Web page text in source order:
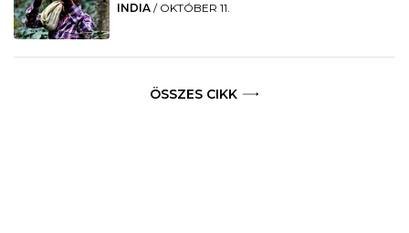
INDIA / OKTÓBER 11.
ÖSSZES CIKK